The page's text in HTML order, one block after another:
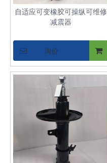
自适应可变橡胶可操纵可维修
减震器
询价